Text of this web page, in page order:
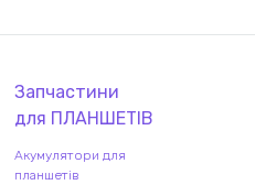
Запчастини
для ПЛАНШЕТ ІВ
Акумулятори для
планшетів